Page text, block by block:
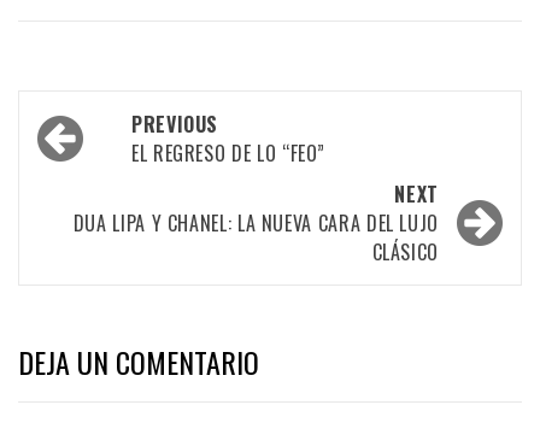
PREVIOUS
EL REGRESO DE LO “FEO”
NEXT
DUA LIPA Y CHANEL: LA NUEVA CARA DEL LUJO
CLÁSICO
DEJA UN COMENTARIO